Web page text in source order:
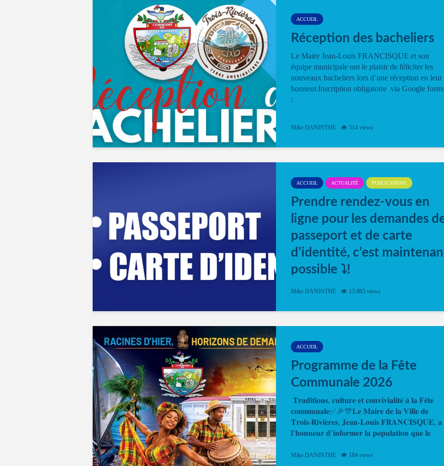
ACCUEIL
Réception des bacheliers
Le Maire Jean-Louis FRANCISQUE et son
équipe municipale ont le plaisir de féliciter les
nouveaux bacheliers lors d’une réception en leur
honneur.Inscription obligatoire via Google
:
Mike DANINTHE 514 views
ACCUEIL ACTUALITÉ PUBLICATIONS
Prendre rendez-vous en
ligne pour les demandes
passeport et de carte
d’identité, c’est
possible ⤵️!
Désormais, il est possible de prendre rendez-
Mike DANINTHE 13 883 views
ACCUEIL
Programme de la Fête
Communale 2026
𝐓𝐫𝐚𝐝𝐢𝐭𝐢𝐨𝐧𝐬, 𝐜𝐮𝐥𝐭𝐮𝐫𝐞 𝐞𝐭 𝐜𝐨𝐧𝐯𝐢𝐯𝐢𝐚𝐥𝐢𝐭𝐞́ 𝐚̀ 𝐥𝐚 𝐅𝐞̂𝐭𝐞
𝐜𝐨𝐦𝐦𝐮𝐧𝐚𝐥𝐞✅🎉🎊𝐋𝐞 𝐌𝐚𝐢𝐫𝐞 𝐝𝐞 𝐥𝐚 𝐕𝐢𝐥𝐥𝐞 𝐝𝐞
𝐓𝐫𝐨𝐢𝐬-𝐑𝐢𝐯𝐢𝐞̀𝐫𝐞𝐬, 𝐉𝐞𝐚𝐧-𝐋𝐨𝐮𝐢𝐬 𝐅𝐑𝐀𝐍𝐂𝐈𝐒𝐐𝐔𝐄, 𝐚
𝐥’𝐡𝐨𝐧𝐧𝐞𝐮𝐫 𝐝’𝐢𝐧𝐟𝐨𝐫𝐦𝐞𝐫 𝐥𝐚 𝐩𝐨𝐩𝐮𝐥𝐚𝐭𝐢𝐨𝐧 𝐪𝐮𝐞 𝐥𝐞
Mike DANINTHE 184 views